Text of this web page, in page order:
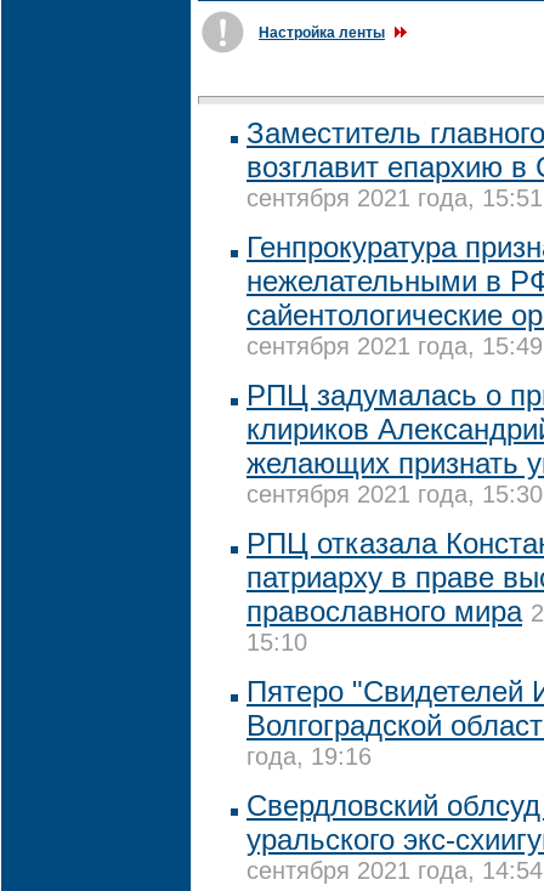
Настройка ленты
Заместитель
возглавит епархию
сентября 2021 года, 15:51
Генпрокуратура
нежелательными в
сайентологические
сентября 2021 года, 15:49
РПЦ задумалась о
клириков
желающих признать
сентября 2021 года, 15:30
РПЦ отказала
патриарху в праве
православного мира
15:10
Пятеро "Свидетелей
Волгоградской
года, 19:16
Свердловский
уральского экс-
сентября 2021 года, 14:54